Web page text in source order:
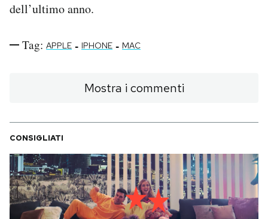
dell’ultimo anno.
Tag: APPLE - IPHONE - MAC
Mostra i commenti
CONSIGLIATI